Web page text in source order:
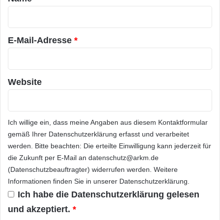
dass das Internet die Informationsautobahn
der Zukunft werden würde. Durch die Leaders
und kreative Lösungen finden.“
ÜBER AL GORE
Albert Arnold Gore, geboren 1948, ist US-
amerikanischer Politiker, Geschäftsmann,
Produzent von Dokumentarfilmen und
Friedensnobelpreisträger. Gore war
Präsidentschaftskandidat [http://
B
e
a
n
d
u
n
g
v
o
n
H
y
p
e
r
*
E-Mail-Adresse *
Website
Ich willige ein, dass meine Angaben aus diesem Kontaktformular
gemäß Ihrer Datenschutzerklärung erfasst und verarbeitet
werden. Bitte beachten: Die erteilte Einwilligung kann jederzeit für
die Zukunft per E-Mail an datenschutz@arkm.de
(Datenschutzbeauftragter) widerrufen werden. Weitere
Informationen finden Sie in unserer Datenschutzerklärung.
Ich habe die Datenschutzerklärung gelesen
und akzeptiert. *